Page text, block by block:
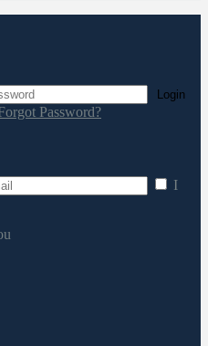
Login
Password?
I